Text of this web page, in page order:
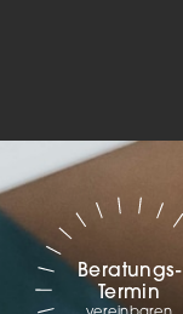
Beratungs-
Termin